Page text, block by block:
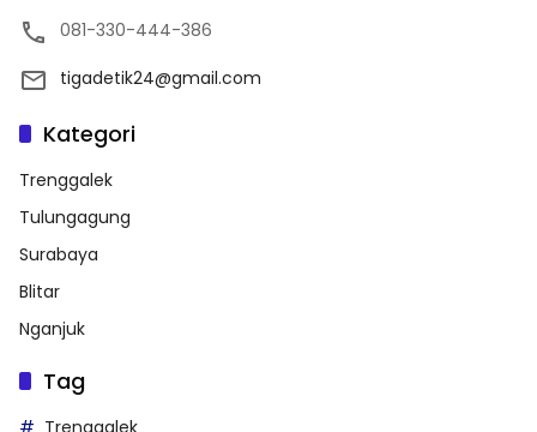
081-330-444-386
tigadetik24@gmail.com
Kategori
Trenggalek
Tulungagung
Surabaya
Blitar
Nganjuk
Tag